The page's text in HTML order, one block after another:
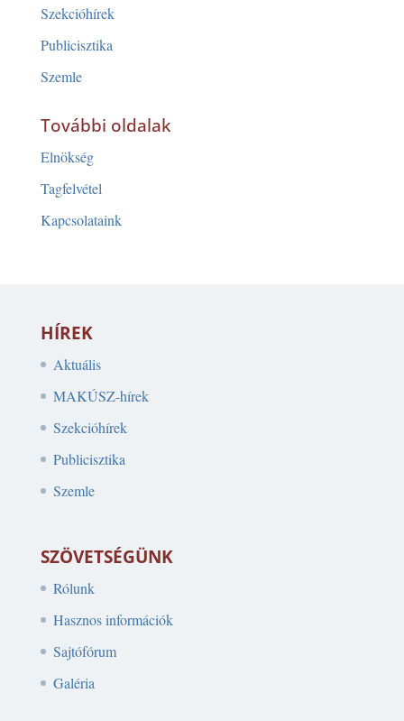
Szekcióhírek
Publicisztika
Szemle
További oldalak
Elnökség
Tagfelvétel
Kapcsolataink
HÍREK
Aktuális
MAKÚSZ-hírek
Szekcióhírek
Publicisztika
Szemle
SZÖVETSÉGÜNK
Rólunk
Hasznos információk
Sajtófórum
Galéria